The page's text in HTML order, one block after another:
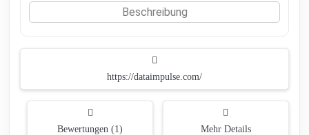
Beschreibung
https://dataimpulse.com/
Bewertungen (1) Mehr Details